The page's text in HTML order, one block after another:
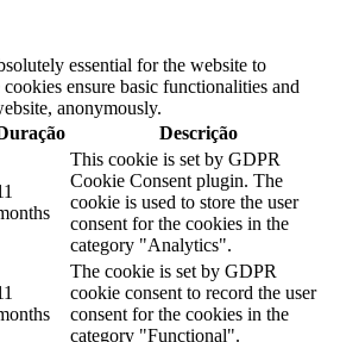
essential for the website to
ensure basic functionalities and
anonymously.
Descrição
This cookie is set by GDPR
Cookie Consent plugin. The
cookie is used to store the user
consent for the cookies in the
category "Analytics".
The cookie is set by GDPR
cookie consent to record the user
consent for the cookies in the
category "Functional".